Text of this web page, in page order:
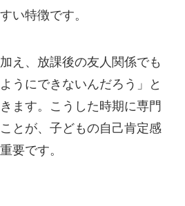
い特徴です。
え、放課後の友人関係でも
うにできないんだろう」と
ます。こうした時期に専門
とが、子どもの自己肯定感
要です。